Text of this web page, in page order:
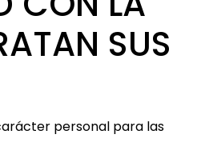
SUS
personal para las